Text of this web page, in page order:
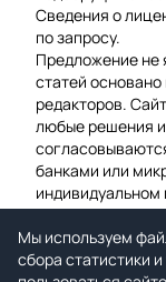
Мы используем
сбора статистики
Сведения о
по запросу.
Предложение не
статей
редакторов.
любые решения
банками или
индивидуальном
Вероятность
среднего
предыдущую